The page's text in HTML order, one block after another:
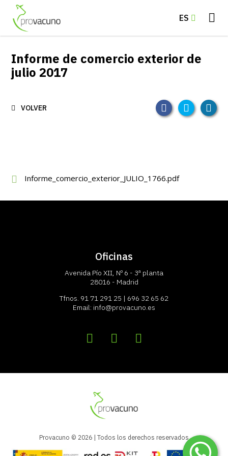
ES
Informe de comercio exterior de
julio 2017
VOLVER
Informe_comercio_exterior_JULIO_1766.pdf
Oficinas
Avenida Pío XII, Nº 6 - 3ª planta
28016 - Madrid
Tfnos. 91 71 291 25 | 696 32 65 62
Email: info@provacuno.es
Provacuno © 2026 | Todos los derechos reservados